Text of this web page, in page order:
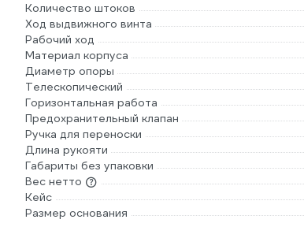
Количество штоков
Ход выдвижного винта
Рабочий ход
Материал корпуса
Диаметр опоры
Телескопический
Горизонтальная работа
Предохранительный клапан
Ручка для переноски
Длина рукояти
Габариты без упаковки
Вес нетто
Кейс
Размер основания